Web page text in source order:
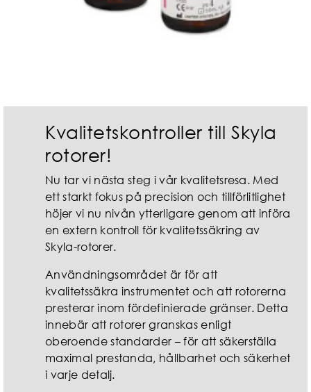
Kvalitetskontroller till Skyla
rotorer!
Nu tar vi nästa steg i vår kvalitetsresa. Med
ett starkt fokus på precision och tillförlitlighet
höjer vi nu nivån ytterligare genom att införa
en extern kontroll för kvalitetssäkring av
Skyla-rotorer.
Användningsområdet är för att
kvalitetssäkra instrumentet och att rotorerna
presterar inom fördefinierade gränser. Detta
innebär att rotorer granskas enligt
oberoende standarder – för att säkerställa
maximal prestanda, hållbarhet och säkerhet
i varje detalj.